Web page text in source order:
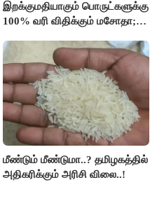
இறக்குமதியாகும் பொருட்களுக்கு
100% வரி விதிக்கும் மசோதா;
மீண்டும் மீண்டுமா..? தமிழகத்தில்
அதிகரிக்கும் அரிசி விலை..!